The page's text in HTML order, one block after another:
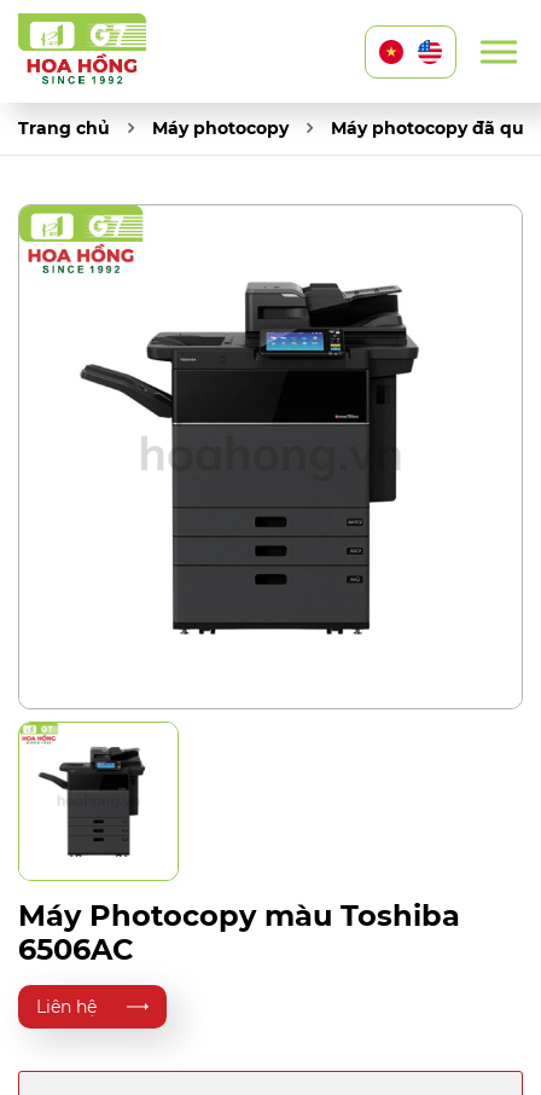
Trang chủ Máy photocopy Máy photocopy đã
Máy Photocopy màu Toshiba
6506AC
Liên hệ